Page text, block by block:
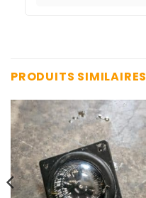
PRODUITS SIMILAIRES